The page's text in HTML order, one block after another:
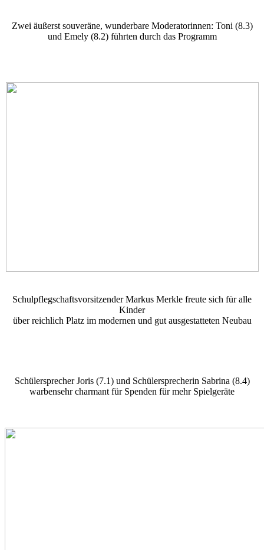
Zwei äußerst souveräne, wunderbare Moderatorinnen: Toni (8.3)
und Emely (8.2) führten durch das Programm
Schulpflegschaftsvorsitzender Markus Merkle freute sich für alle
Kinder
über reichlich Platz im modernen und gut ausgestatteten Neubau
Schülersprecher Joris (7.1) und Schülersprecherin Sabrina (8.4)
warbensehr charmant für Spenden für mehr Spielgeräte